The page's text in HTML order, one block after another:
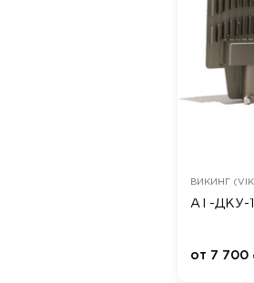
ВИКИНГ
АТ-ДКУ-
от 7 700